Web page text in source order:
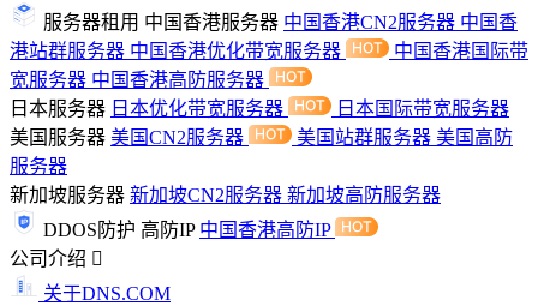
服务器租用 中国香港服务器 中国香港CN2服务器 中国香
港站群服务器 中国香港优化带宽服务器
中国香港国际带
宽服务器 中国香港高防服务器
日本服务器 日本优化带宽服务器
日本国际带宽服务器
美国服务器 美国CN2服务器 美国站群服务器 美国高防
服务器
新加坡服务器 新加坡CN2服务器 新加坡高防服务器
DDOS防护 高防IP 中国香港高防IP
公司介绍
关于DNS.COM